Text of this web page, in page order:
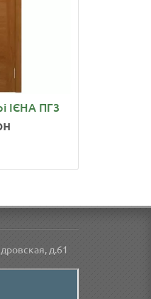
ІЄНА ПГ3
д.61